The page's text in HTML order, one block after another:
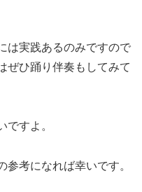
は実践あるのみですので
ぜひ踊り伴奏もしてみて
ですよ。
参考になれば幸いです。